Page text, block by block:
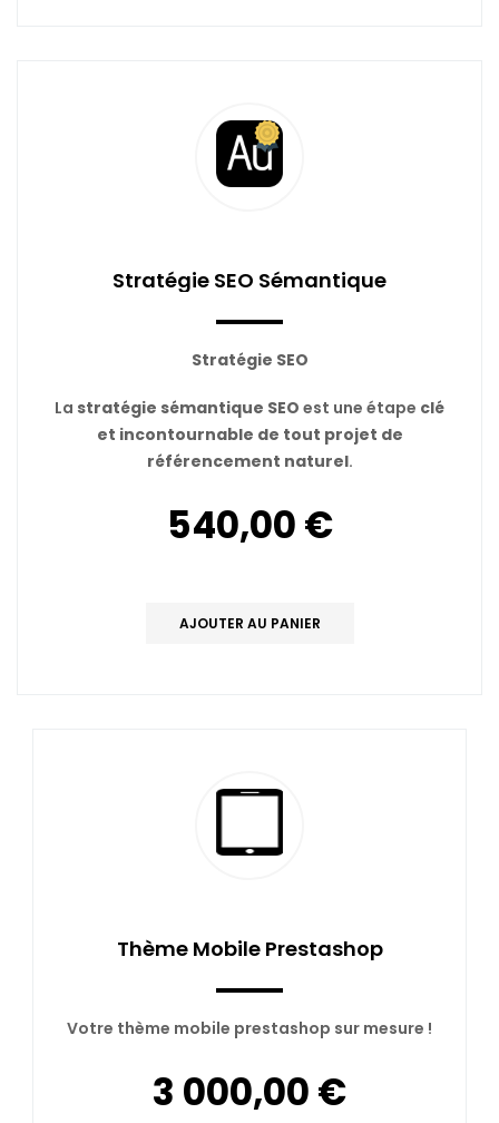
Stratégie SEO Sémantique
Stratégie SEO
La stratégie sémantique SEO est une étape clé
et incontournable de tout projet de
référencement naturel.
540,00 €
AJOUTER AU PANIER
Thème Mobile Prestashop
Votre thème mobile prestashop sur mesure !
3 000,00 €